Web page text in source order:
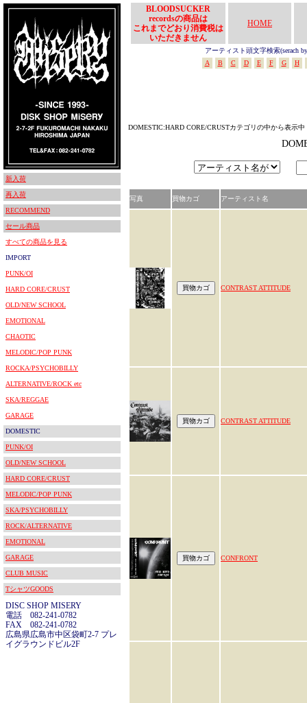
新入荷
再入荷
RECOMMEND
セール商品
すべての商品を見る
IMPORT
PUNK/OI
HARD CORE/CRUST
OLD/NEW SCHOOL
EMOTIONAL
CHAOTIC
MELODIC/POP PUNK
ROCKA/PSYCHOBILLY
ALTERNATIVE/ROCK etc
SKA/REGGAE
GARAGE
DOMESTIC
PUNK/OI
OLD/NEW SCHOOL
HARD CORE/CRUST
MELODIC/POP PUNK
SKA/PSYCHOBILLY
ROCK/ALTERNATIVE
EMOTIONAL
GARAGE
CLUB MUSIC
TシャツGOODS
DISC SHOP MISERY
電話 082-241-0782
FAX 082-241-0782
広島県広島市中区袋町2-7 プレ
イグラウンドビル2F
BLOODSUCKER
recordsの商品は
これまでどおり消費税は
いただきません
HOME
アーティスト頭文字検索(serach
A
B C D E F G H
DOMESTIC:HARD CORE/CRUSTカテゴリの中から表示中
写真 買物カゴ アーティスト名
CONTRAST ATTITUDE
CONTRAST ATTITUDE
CONFRONT